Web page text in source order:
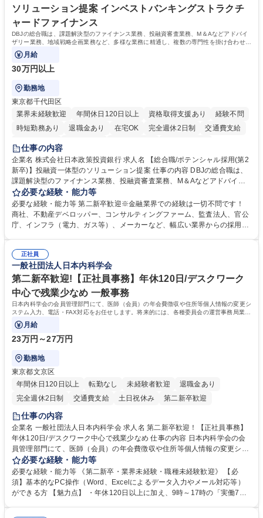
ソリューション提案 インベストバンキングストラクチ
ャードファイナンス
DBJの総合職は、課題解決型のファイナンス業務、投融資審査業務、M＆Aなどアドバイ
ザリー業務、地域戦略企画業務など、多様な業務に精通し、複数の専門性を掛け合わせて
広く社会に貢献していく職種です。
月給
30万円以上
勤務地
東京都千代田区
業界未経験歓迎
年間休日120日以上 資格取得支援あり
経験不問
時短勤務あり
退職金あり 在宅OK 完全週休2日制
交通費支給
駅近5分以内
食事補助あり
託児所あり
仕事の内容
企業名 株式会社日本政策投資銀行 求人名 【総合職/ポテンシャル採用(第2
新卒)】投融資一体型のソリューション提案 仕事の内容 DBJの総合職は、
課題解決型のファイナンス業務、投融資審査業務、M＆Aなどアドバイザ
リー業務、地域戦略企画業務など、多様な業務に精通し、複数の専門性を
掛け合わせて広く社会に貢献していく職種です。 入社後は、横断的なロー
テーションを経て適性や専門性に応じたキャリアを形成していただきま
す。総合職として入社いただき、下記いずれかの部門でご活躍いただきま
ート・ナレッジ業務 ※それぞれの業務内容に関しては、別途その他労働条
件備考欄に記載 募集職種 【総合職/ポテンシャル採用(第2新卒)】投融資一
体型のソリューション提案
必要な経験・能力等
必要な経験・能力等 第二新卒歓迎※金融業界での経験は一切不問です！
商社、不動産デベロッパー、コンサルティングファーム、監査法人、官公
庁、インフラ（電力、ガス等）、メーカーなど、幅広い業界からの採用実
く高い志を併せもった人材を求めています。ポテンシャル採用（第2新
卒）では、金融業界での経験や知識を問いません。新たな時代を見据え
て、複雑化する社会課題の解決に向けて先鞭をつける役割を担いたい、と
いう気概をお持ちの方を心待ちにしています。 学歴・資格 学歴：大学院
大学 語学力： 資格：
正社員
一般社団法人日本内科学会
第二新卒歓迎!【正社員事務】年休120日/デスクワーク
中心で残業少なめ 一般事務
日本内科学会の会員管理部門にて、医師（会員）の年会費徴収や住所等個人情報の変更シ
ステム入力、電話・FAX対応をお任せします。将来的には、各種委員会の運営事務局業務
などにも幅広く携わっていただきます。
月給
23万円～27万円
勤務地
東京都文京区
年間休日120日以上
転勤なし 未経験者歓迎
退職金あり
完全週休2日制
交通費支給 土日祝休み 第二新卒歓迎
仕事の内容
企業名 一般社団法人日本内科学会 求人名 第二新卒歓迎！【正社員事務】
年休120日/デスクワーク中心で残業少なめ 仕事の内容 日本内科学会の会
員管理部門にて、医師（会員）の年会費徴収や住所等個人情報の変更シス
テム入力、電話・FAX対応をお任せします。将来的には、各種委員会の運
営事務局業務などにも幅広く携わっていただきます。 【会員管理・データ
入力業務】 ・医師（会員）の住所変更、個人情報のシステム登録・更新
・年会費の徴収管理や入金データの照合確認 【問い合わせ対応】 ・会員
必要な経験・能力等
必要な経験・能力等 《第二新卒・業界未経験・職種未経験歓迎》 【必
須】基本的なPC操作（Word、Excelによるデータ入力やメール対応等）
ができる方 【魅力点】 ・年休120日以上に加え、9時～17時の「実働7時